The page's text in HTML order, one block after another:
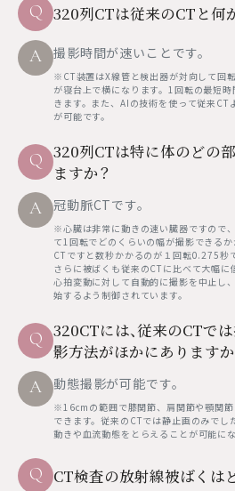
Q 320列CTは従来のCTと何
A
撮影時間が速いことです。
※CT装置はX線管と検出器が対向して回
が寝台上で横になります。1回転の最短
きます。また、AIの技術を使って従来
が可能です。
Q 320列CTは特に体のどの
ますか？
A
冠動脈CTです。
※心臓は非常に動きの速い臓器ですので
て1回転でどのくらいの幅が撮影できる
CTですと数秒かかるのが１回転0.275秒
さらに被ばくも従来のCTに比べて大幅に
心拍変動に対して自動的に撮影を中止し
始するよう制御されています。
Q 320CTには、従来のCTで
影方法がほかにありますか
A
動態撮影が可能です。
※16cmの範囲で膝関節、肩関節や顎関
できます。従来のCTでは静止画のみでし
動きや血流動態をとらえることが可能にな
Q CT検査の放射線被ばくは